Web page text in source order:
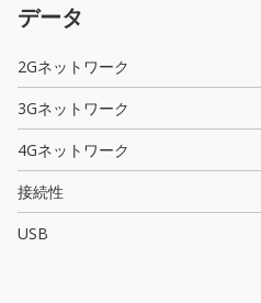
データ
2Gネットワーク
3Gネットワーク
4Gネットワーク
接続性
USB